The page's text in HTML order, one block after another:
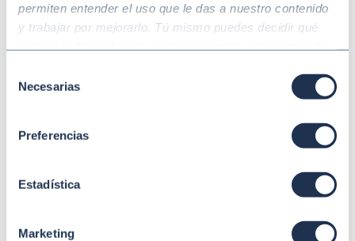
permiten entender el uso que le das a nuestro contenido
y trabajar por mejorarlo. Tú mismo puedes decidir qué
quieras que recojamos ninguna información dándole al
Necesarias
Preferencias
Estadística
Marketing
No te quedes en escuchar. Actúa y